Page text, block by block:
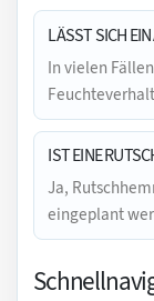
LÄSST SICH
In vielen
IST EINE
Ja,
eingeplant